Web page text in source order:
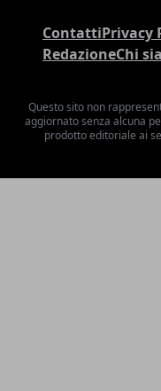
ContattiPrivacy
RedazioneChi
Questo sito non
aggiornato senza alcuna
prodotto editoriale ai